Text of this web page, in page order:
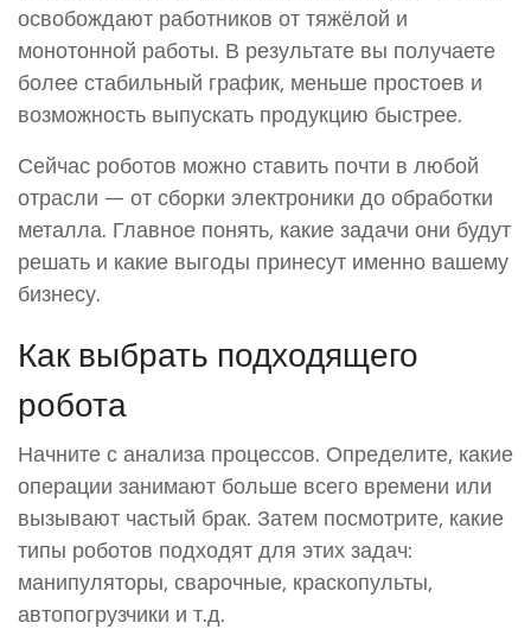
освобождают работников от тяжёлой и
монотонной работы. В результате вы получаете
более стабильный график, меньше простоев и
возможность выпускать продукцию быстрее.
Сейчас роботов можно ставить почти в любой
отрасли — от сборки электроники до обработки
металла. Главное понять, какие задачи они будут
решать и какие выгоды принесут именно вашему
бизнесу.
Как выбрать подходящего
робота
Начните с анализа процессов. Определите, какие
операции занимают больше всего времени или
вызывают частый брак. Затем посмотрите, какие
типы роботов подходят для этих задач:
манипуляторы, сварочные, краскопульты,
автопогрузчики и т.д.